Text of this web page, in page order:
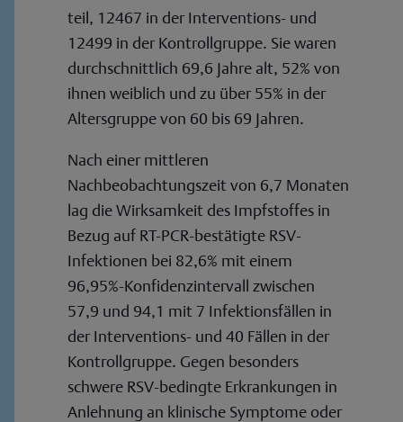
teil, 12467 in der Interventions- und
12499 in der Kontrollgruppe. Sie waren
durchschnittlich 69,6 Jahre alt, 52% von
ihnen weiblich und zu über 55% in der
Altersgruppe von 60 bis 69 Jahren.
Nach einer mittleren
Nachbeobachtungszeit von 6,7 Monaten
lag die Wirksamkeit des Impfstoffes in
Bezug auf RT-PCR-bestätigte RSV-
Infektionen bei 82,6% mit einem
96,95%-Konfidenzintervall zwischen
57,9 und 94,1 mit 7 Infektionsfällen in
der Interventions- und 40 Fällen in der
Kontrollgruppe. Gegen besonders
schwere RSV-bedingte Erkrankungen in
Anlehnung an klinische Symptome oder